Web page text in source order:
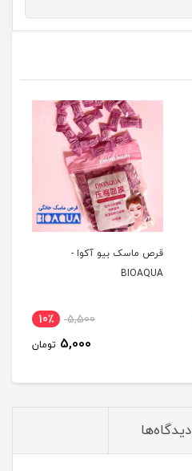
قرص ماسک بیو آکوا -
BIOAQUA
5,500 10٪
5,000 تومان
دیدگاه‌ها